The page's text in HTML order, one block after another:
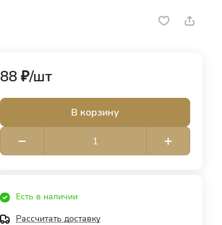
88 ₽/шт
В корзину
Есть в наличии
Рассчитать доставку